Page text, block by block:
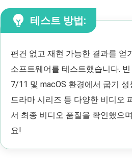
테스트 방법:
편견 없고 재현 가능한 결과를 얻
소프트웨어를 테스트했습니다.
7/11 및 macOS 환경에서 굽기
드라마 시리즈 등 다양한 비디오
서 최종 비디오 품질을 확인했으
요!